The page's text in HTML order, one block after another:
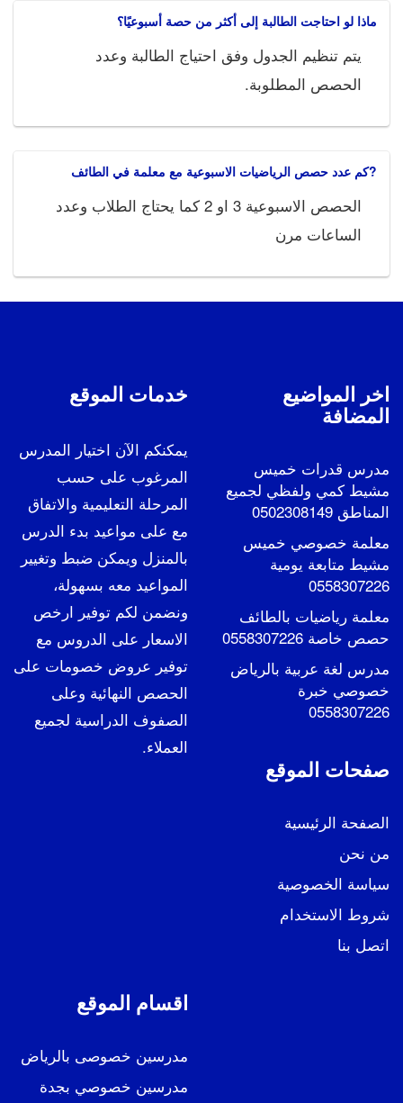
ماذا لو احتاجت الطالبة إلى أكثر من حصة أسبوعيًا؟
يتم تنظيم الجدول وفق احتياج الطالبة وعدد
الحصص المطلوبة.
?كم عدد حصص الرياضيات الاسبوعية مع معلمة في الطائف
الحصص الاسبوعية 3 او 2 كما يحتاج الطلاب وعدد
الساعات مرن
خدمات الموقع
يمكنكم الآن اختيار المدرس
المرغوب على حسب
المرحلة التعليمية والاتفاق
مع على مواعيد بدء الدرس
بالمنزل ويمكن ضبط وتغيير
المواعيد معه بسهولة،
ونضمن لكم توفير ارخص
الاسعار على الدروس مع
توفير عروض خصومات على
الحصص النهائية وعلى
الصفوف الدراسية لجميع
العملاء.
اخر المواضيع
المضافة
مدرس قدرات خميس
مشيط كمي ولفظي لجميع
المناطق 0502308149
معلمة خصوصي خميس
مشيط متابعة يومية
0558307226
معلمة رياضيات بالطائف
حصص خاصة 0558307226
مدرس لغة عربية بالرياض
خصوصي خبرة
0558307226
صفحات الموقع
الصفحة الرئيسية
من نحن
سياسة الخصوصية
شروط الاستخدام
اتصل بنا
اقسام الموقع
مدرسين خصوصى بالرياض
مدرسين خصوصي بجدة